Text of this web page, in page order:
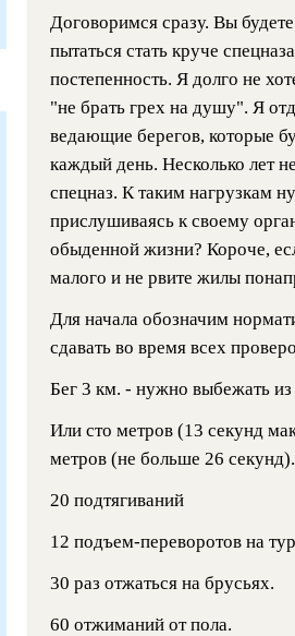
Договоримся сразу. Вы
пытаться стать круче
постепенность. Я долго не
"не брать грех на душу". Я
ведающие берегов, которые
каждый день. Несколько лет
спецназ. К таким нагрузкам
прислушиваясь к своему
обыденной жизни? Короче,
малого и не рвите жилы
Для начала обозначим
сдавать во время всех
Бег 3 км. - нужно выбежать
Или сто метров (13 секунд
метров (не больше 26 секунд).
20 подтягиваний
12 подъем-переворотов на
30 раз отжаться на брусьях.
60 отжиманий от пола.